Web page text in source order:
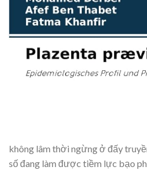
không lâm thời ngừng ở đấy
số đang làm được tiềm lực bạo